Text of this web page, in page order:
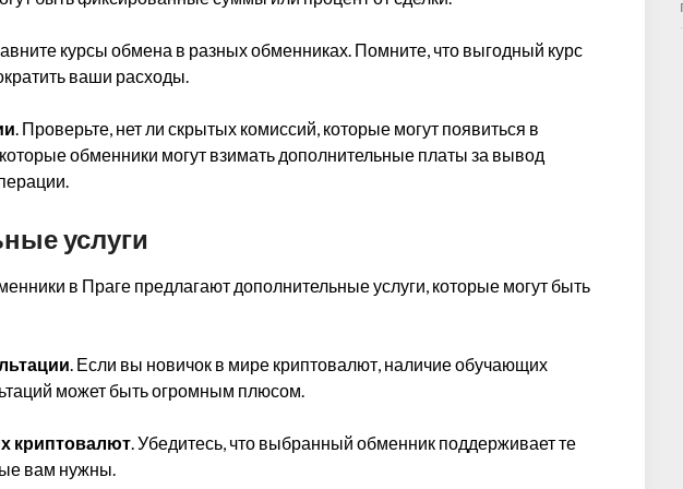
курсы обмена в разных обменниках. Помните, что выгодный курс
ваши расходы.
. Проверьте, нет ли скрытых комиссий, которые могут появиться в
обменники могут взимать дополнительные платы за вывод
услуги
в Праге предлагают дополнительные услуги, которые могут быть
. Если вы новичок в мире криптовалют, наличие обучающих
может быть огромным плюсом.
криптовалют. Убедитесь, что выбранный обменник поддерживает те
вам нужны.